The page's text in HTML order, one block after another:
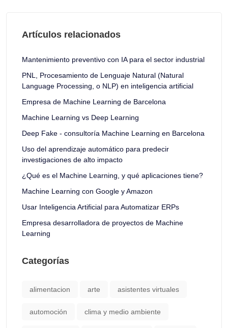
Artículos relacionados
Mantenimiento preventivo con IA para el sector industrial
PNL, Procesamiento de Lenguaje Natural (Natural
Language Processing, o NLP) en inteligencia artificial
Empresa de Machine Learning de Barcelona
Machine Learning vs Deep Learning
Deep Fake - consultoría Machine Learning en Barcelona
Uso del aprendizaje automático para predecir
investigaciones de alto impacto
¿Qué es el Machine Learning, y qué aplicaciones tiene?
Machine Learning con Google y Amazon
Usar Inteligencia Artificial para Automatizar ERPs
Empresa desarrolladora de proyectos de Machine
Learning
Categorías
alimentacion arte asistentes virtuales
automoción clima y medio ambiente